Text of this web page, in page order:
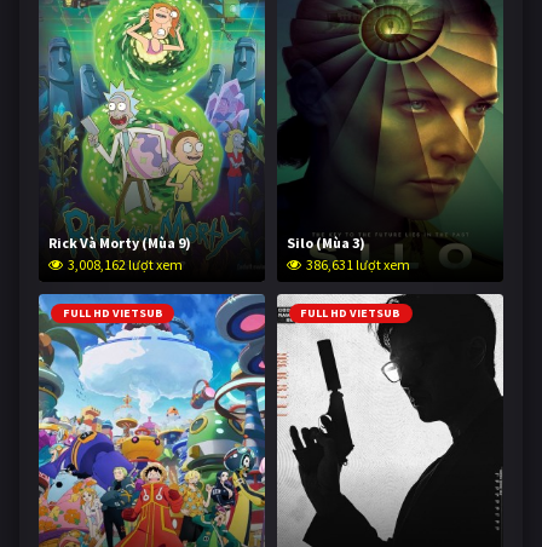
Rick Và Morty (Mùa 9)
3,008,162 lượt xem
Silo (Mùa 3)
386,631 lượt xem
FULL HD VIETSUB FULL HD VIETSUB